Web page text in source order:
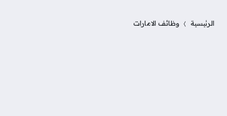
الرئيسية وظائف الامارات